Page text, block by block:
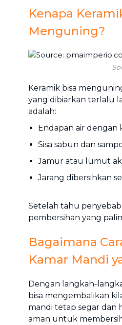
Kenapa
Menguning?
Keramik bisa
yang dibiarkan terlalu
adalah:
Endapan air
Sisa sabun dan
Jamur atau lumut
Jarang dibersihkan
Setelah tahu
pembersihan yang
Bagaimana
Kamar Mandi
Dengan langkah-
bisa mengembalikan
mandi tetap segar dan
aman untuk